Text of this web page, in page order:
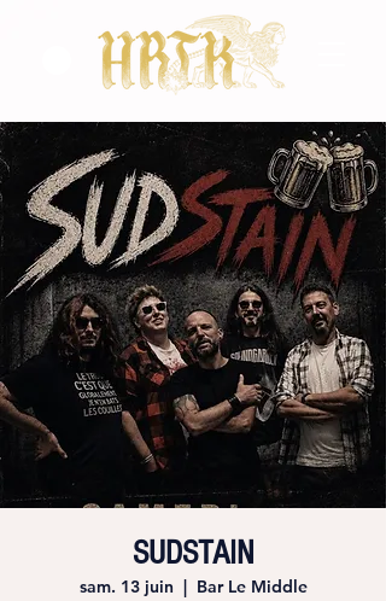
SUDSTAIN
sam. 13 juin
  |
Bar Le Middle